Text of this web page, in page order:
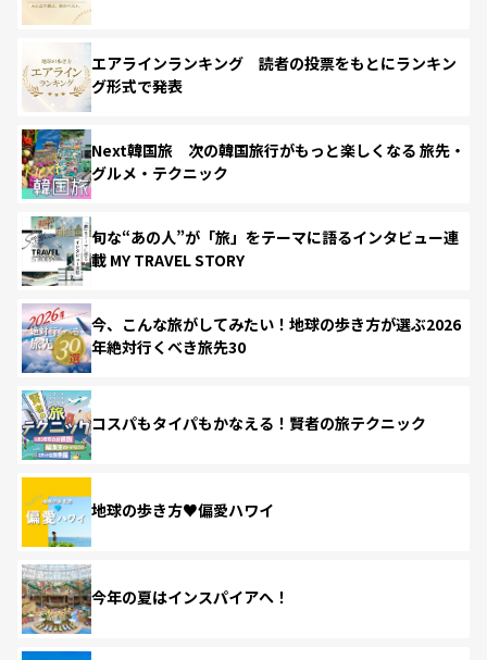
エアラインランキング 読者の投票をもとにランキン
グ形式で発表
Next韓国旅 次の韓国旅行がもっと楽しくなる 旅先・
グルメ・テクニック
旬な“あの人”が「旅」をテーマに語るインタビュー連
載 MY TRAVEL STORY
今、こんな旅がしてみたい！地球の歩き方が選ぶ2026
年絶対行くべき旅先30
コスパもタイパもかなえる！賢者の旅テクニック
地球の歩き方♥偏愛ハワイ
今年の夏はインスパイアへ！